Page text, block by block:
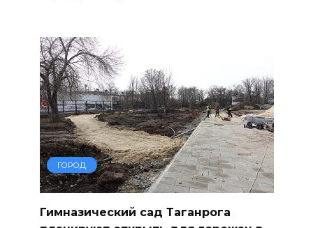
ГОРОД
Гимназический сад Таганрога